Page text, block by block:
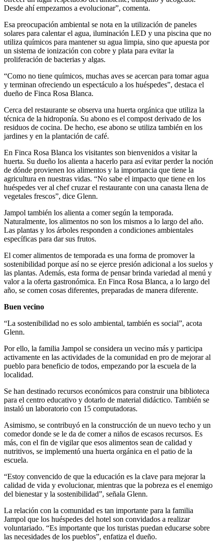
Desde ahí empezamos a evolucionar”, comenta.
Esa preocupación ambiental se nota en la utilización de paneles
solares para calentar el agua, iluminación LED y una piscina que no
utiliza químicos para mantener su agua limpia, sino que apuesta por
un sistema de ionización con cobre y plata para evitar la
proliferación de bacterias y algas.
“Como no tiene químicos, muchas aves se acercan para tomar agua
y terminan ofreciendo un espectáculo a los huéspedes”, destaca el
dueño de Finca Rosa Blanca.
Cerca del restaurante se observa una huerta orgánica que utiliza la
técnica de la hidroponía. Su abono es el compost derivado de los
residuos de cocina. De hecho, ese abono se utiliza también en los
jardines y en la plantación de café.
En Finca Rosa Blanca los visitantes son bienvenidos a visitar la
huerta. Su dueño los alienta a hacerlo para así evitar perder la noción
de dónde provienen los alimentos y la importancia que tiene la
agricultura en nuestras vidas. “No sabe el impacto que tiene en los
huéspedes ver al chef cruzar el restaurante con una canasta llena de
vegetales frescos”, dice Glenn.
Jampol también los alienta a comer según la temporada.
Naturalmente, los alimentos no son los mismos a lo largo del año.
Las plantas y los árboles responden a condiciones ambientales
específicas para dar sus frutos.
El comer alimentos de temporada es una forma de promover la
sostenibilidad porque así no se ejerce presión adicional a los suelos y
las plantas. Además, esta forma de pensar brinda variedad al menú y
valor a la oferta gastronómica. En Finca Rosa Blanca, a lo largo del
año, se comen cosas diferentes, preparadas de manera diferente.
Buen vecino
“La sostenibilidad no es solo ambiental, también es social”, acota
Glenn.
Por ello, la familia Jampol se considera un vecino más y participa
activamente en las actividades de la comunidad en pro de mejorar al
pueblo para beneficio de todos, empezando por la escuela de la
localidad.
Se han destinado recursos económicos para construir una biblioteca
para el centro educativo y dotarlo de material didáctico. También se
instaló un laboratorio con 15 computadoras.
Asimismo, se contribuyó en la construcción de un nuevo techo y un
comedor donde se le da de comer a niños de escasos recursos. Es
más, con el fin de vigilar que esos alimentos sean de calidad y
nutritivos, se implementó una huerta orgánica en el patio de la
escuela.
“Estoy convencido de que la educación es la clave para mejorar la
calidad de vida y evolucionar, mientras que la pobreza es el enemigo
del bienestar y la sostenibilidad”, señala Glenn.
La relación con la comunidad es tan importante para la familia
Jampol que los huéspedes del hotel son convidados a realizar
voluntariado. “Es importante que los turistas puedan educarse sobre
las necesidades de los pueblos”, enfatiza el dueño.